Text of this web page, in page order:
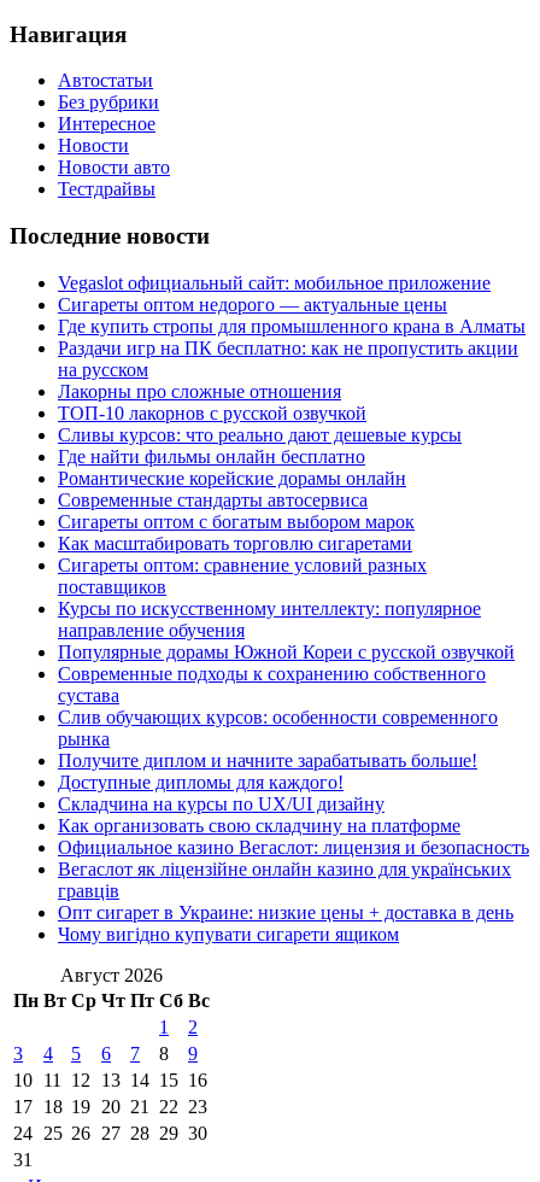
Навигация
Автостатьи
Без рубрики
Интересное
Новости
Новости авто
Тестдрайвы
Последние новости
Vegaslot официальный сайт: мобильное приложение
Сигареты оптом недорого — актуальные цены
Где купить стропы для промышленного крана в Алматы
Раздачи игр на ПК бесплатно: как не пропустить акции
на русском
Лакорны про сложные отношения
ТОП-10 лакорнов с русской озвучкой
Сливы курсов: что реально дают дешевые курсы
Где найти фильмы онлайн бесплатно
Романтические корейские дорамы онлайн
Современные стандарты автосервиса
Сигареты оптом с богатым выбором марок
Как масштабировать торговлю сигаретами
Сигареты оптом: сравнение условий разных
поставщиков
Курсы по искусственному интеллекту: популярное
направление обучения
Популярные дорамы Южной Кореи с русской озвучкой
Современные подходы к сохранению собственного
сустава
Слив обучающих курсов: особенности современного
рынка
Получите диплом и начните зарабатывать больше!
Доступные дипломы для каждого!
Складчина на курсы по UX/UI дизайну
Как организовать свою складчину на платформе
Официальное казино Вегаслот: лицензия и безопасность
Вегаслот як ліцензійне онлайн казино для українських
гравців
Опт сигарет в Украине: низкие цены + доставка в день
Чому вигідно купувати сигарети ящиком
Август 2026
Пн Вт Ср Чт Пт Сб Вс
1
2
3
4 5 6 7 8
9
10 11 12 13 14 15 16
17 18 19 20 21 22 23
24 25 26 27 28 29 30
31